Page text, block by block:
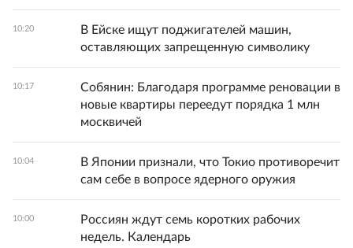
10:20
В Ейске ищут поджигателей машин,
оставляющих запрещенную символику
10:17
Собянин: Благодаря программе реновации в
новые квартиры переедут порядка 1 млн
москвичей
10:04
В Японии признали, что Токио противоречит
сам себе в вопросе ядерного оружия
10:00
Россиян ждут семь коротких рабочих
недель. Календарь